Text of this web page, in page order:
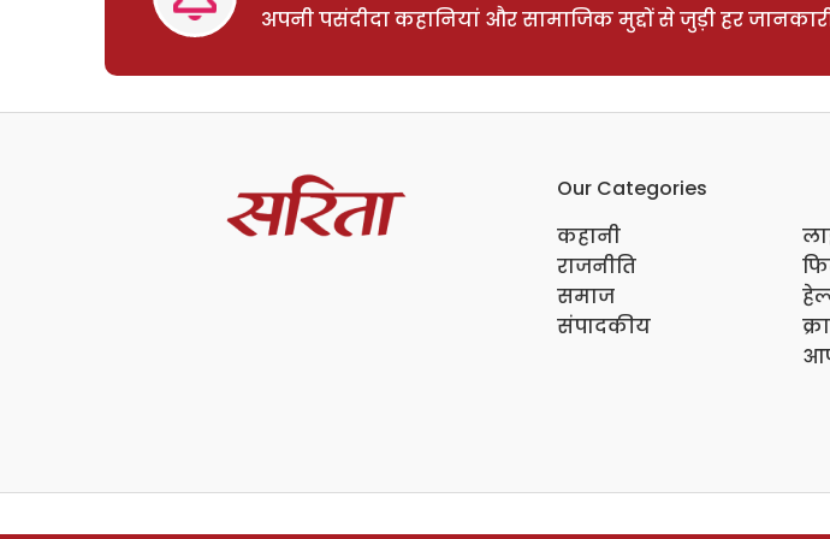
अपनी पसंदीदा कहानियां और सामाजिक मुद्दों से जुड़ी हर
Our Categories
कहानी
राजनीति
समाज
संपादकीय